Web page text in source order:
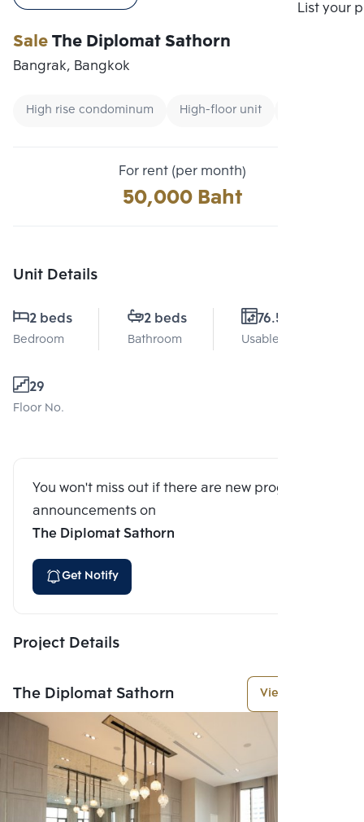
List your
SaleThe Diplomat Sathorn
Bangrak, Bangkok
High rise condominum High-floor unit
For rent (per month)
50,000 Baht
Unit Details
2 beds
Bedroom
2 beds
Bathroom
76.5 Sq.m.
Usable area
29
Floor No.
You won't miss out if there are new program
announcements on
The Diplomat Sathorn
Get Notify
Project Details
The Diplomat Sathorn View More